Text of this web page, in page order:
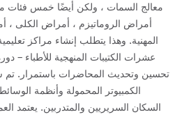
معالج السمات ، ولكن أيضًا خمس فئات
أمراض الروماتيزم ، أمراض الكلى ،
المهنية. وهذا يتطلب إنشاء مراكز
عشرات الكتيبات المنهجية للأطباء –
تحسين وتحديث المحاضرات باستمرار. تم
الكمبيوتر المحمولة وأنظمة
السكان السريريين والمتدربين. يعتمد